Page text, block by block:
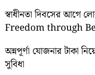
স্বাধীনতা দিবসের আগে
Freedom through
অন্নপূর্ণা যোজনার টাকা
সুবিধা